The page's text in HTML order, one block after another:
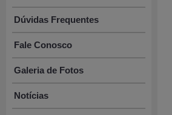
Dúvidas Frequentes
Fale Conosco
Galeria de Fotos
Notícias